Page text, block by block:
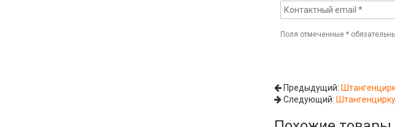
Поля отмеченные *
Предыдущий:
Следующий: